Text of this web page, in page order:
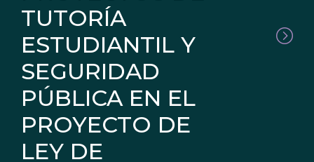
TUTORÍA
ESTUDIANTIL Y
SEGURIDAD
PÚBLICA EN EL
PROYECTO DE
LEY DE